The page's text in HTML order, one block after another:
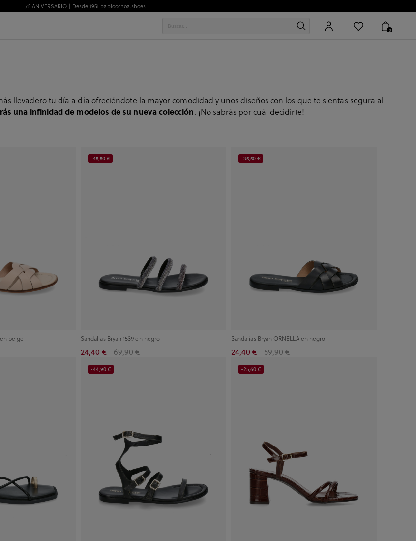
75 ANIVERSARIO | Desde 1951 pabloochoa.shoes
0
llevadero tu día a día ofreciéndote la mayor comodidad y unos diseños con los que te sientas segura al
una infinidad de modelos de su nueva colección. ¡No sabrás por cuál decidirte!
beige Sandalias Bryan 1539 en negro
24,40 € 69,90 €
-45,50 €
Sandalias Bryan ORNELLA en negro
24,40 € 59,90 €
-35,50 €
-44,90 € -25,60 €